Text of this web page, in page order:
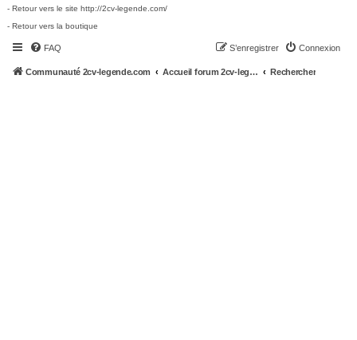
- Retour vers le site http://2cv-legende.com/
- Retour vers la boutique
FAQ Connexion
S’enregistrer
Communauté 2cv-legende.com Accueil forum 2cv-legende.com Rechercher